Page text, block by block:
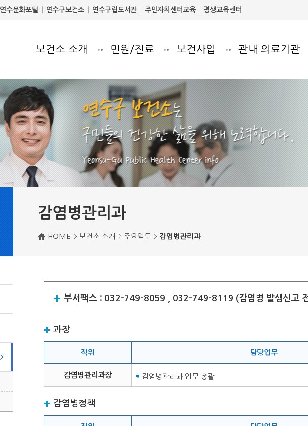
연수문화포털 연수구보건소 연수구립도서관 주민자치센터교육 평생교육센터
보건소 소개 민원/진료 보건사업 관내 의료기관
감염병관리과
HOME 보건소 소개 주요업무 감염병관리과
부서팩스 : 032-749-8059 , 032-749-8119 (감염병 발생신고
과장
직위 담당업무
감염병관리과장 감염병관리과 업무 총괄
감염병정책